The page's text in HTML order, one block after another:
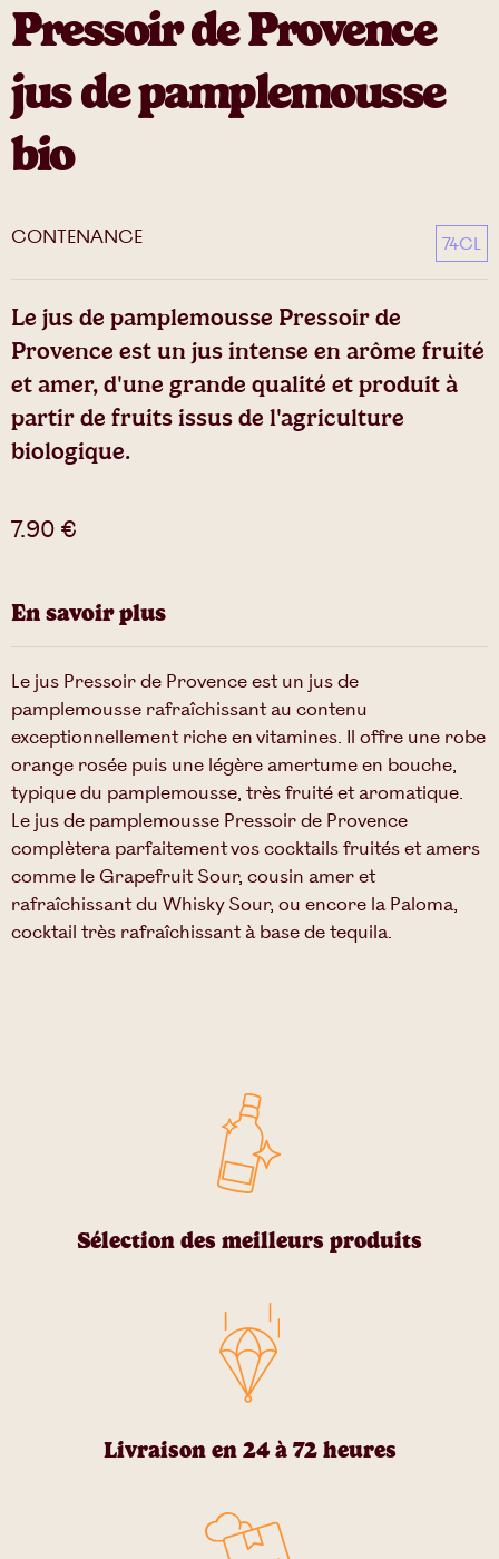
Pressoir de Provence
jus de pamplemousse
bio
CONTENANCE 74CL
Le jus de pamplemousse Pressoir de
Provence est un jus intense en arôme fruité
et amer, d'une grande qualité et produit à
partir de fruits issus de l'agriculture
biologique.
7.90€
En savoir plus
Le jus Pressoir de Provence est un jus de
pamplemousse rafraîchissant au contenu
exceptionnellement riche en vitamines. Il offre une robe
orange rosée puis une légère amertume en bouche,
typique du pamplemousse, très fruité et aromatique.
Le jus de pamplemousse Pressoir de Provence
complètera parfaitement vos cocktails fruités et amers
comme le Grapefruit Sour, cousin amer et
rafraîchissant du Whisky Sour, ou encore la Paloma,
cocktail très rafraîchissant à base de tequila.
Sélection des meilleurs produits
Livraison en 24 à 72 heures